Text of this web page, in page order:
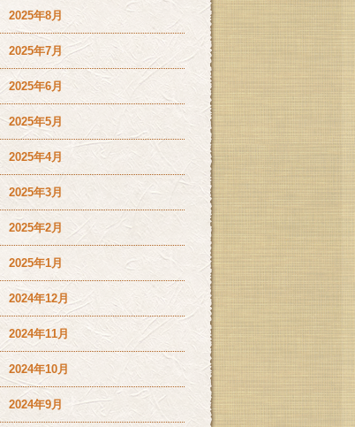
2025年8月
2025年7月
2025年6月
2025年5月
2025年4月
2025年3月
2025年2月
2025年1月
2024年12月
2024年11月
2024年10月
2024年9月